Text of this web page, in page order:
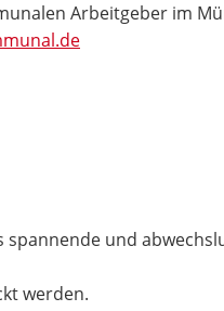
Arbeitgeber im
und
werden.